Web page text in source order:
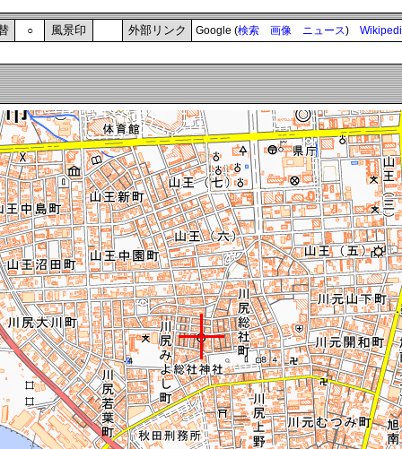
○ 風景印 外部リンク Google (検索 画像 ニュース)